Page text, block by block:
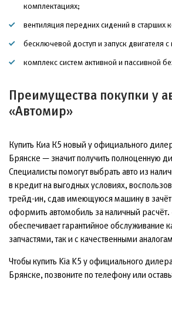
комплектациях;
вентиляция передних сидений в старших
бесключевой доступ и запуск двигателя с
комплекс систем активной и пассивной
Преимущества покупки у
«Автомир»
Купить Киа К5 новый у официального
Брянске — значит получить полноценную
Специалисты помогут выбрать авто из
в кредит на выгодных условиях,
трейд-ин, сдав имеющуюся машину в зачёт
оформить автомобиль за наличный
обеспечивает гарантийное обслуживание
запчастями, так и с качественными
Чтобы купить Kia K5 у официального
Брянске, позвоните по телефону или